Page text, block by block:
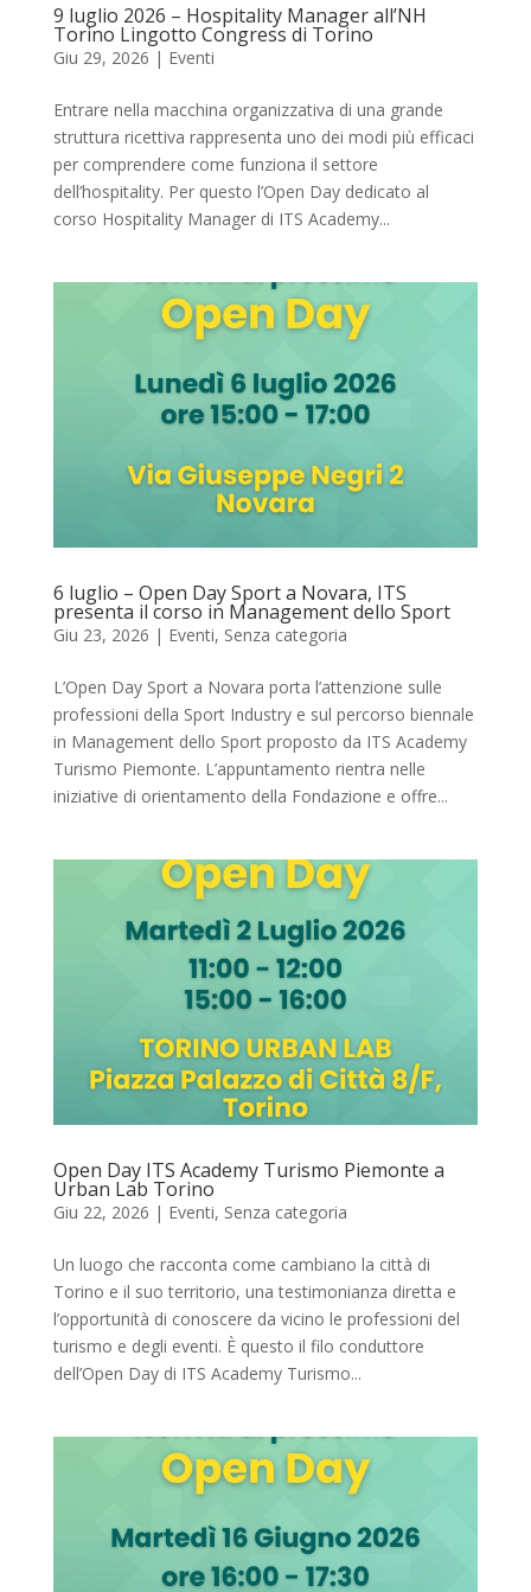
9 luglio 2026 – Hospitality Manager all’NH
Torino Lingotto Congress di Torino
Giu 29, 2026 | Eventi
Entrare nella macchina organizzativa di una grande
struttura ricettiva rappresenta uno dei modi più efficaci
per comprendere come funziona il settore
dell’hospitality. Per questo l’Open Day dedicato al
corso Hospitality Manager di ITS Academy...
6 luglio – Open Day Sport a Novara, ITS
presenta il corso in Management dello Sport
Giu 23, 2026 | Eventi, Senza categoria
L’Open Day Sport a Novara porta l’attenzione sulle
professioni della Sport Industry e sul percorso biennale
in Management dello Sport proposto da ITS Academy
Turismo Piemonte. L’appuntamento rientra nelle
iniziative di orientamento della Fondazione e offre...
Open Day ITS Academy Turismo Piemonte a
Urban Lab Torino
Giu 22, 2026 | Eventi, Senza categoria
Un luogo che racconta come cambiano la città di
Torino e il suo territorio, una testimonianza diretta e
l’opportunità di conoscere da vicino le professioni del
turismo e degli eventi. È questo il filo conduttore
dell’Open Day di ITS Academy Turismo...